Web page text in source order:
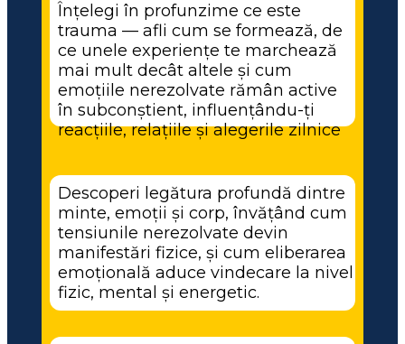
Înțelegi în profunzime ce este
trauma — afli cum se formează, de
ce unele experiențe te marchează
mai mult decât altele și cum
emoțiile nerezolvate rămân active
în subconștient, influențându-ți
reacțiile, relațiile și alegerile zilnice
Descoperi legătura profundă dintre
minte, emoții și corp, învățând cum
tensiunile nerezolvate devin
manifestări fizice, și cum eliberarea
emoțională aduce vindecare la nivel
fizic, mental și energetic.